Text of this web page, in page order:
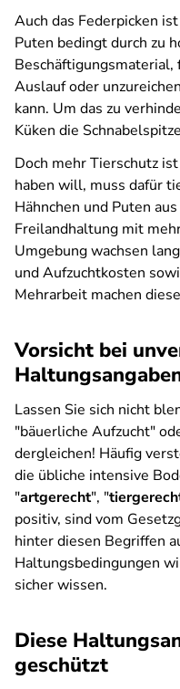
Auch das Federpicken
Puten bedingt durch zu
Auslauf oder
kann. Um das zu
Küken die
Doch mehr Tierschutz
haben will, muss dafür
Hähnchen und Puten
Freilandhaltung mit
Umgebung wachsen
und Aufzuchtkosten
Mehrarbeit machen
Vorsicht bei
Lassen Sie sich nicht
"bäuerliche Aufzucht"
dergleichen! Häufig
die übliche intensive
"artgerecht", "
positiv, sind vom
hinter diesen Begriffen
Haltungsbedingungen
sicher wissen.
Diese
geschützt